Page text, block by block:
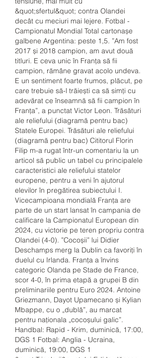
&quot;sfertul&quot; contra Olandei
decât cu meciuri mai lejere. Fotbal -
Campionatul Mondial Total cartonașe
galbene Argentina: peste 1,5. ”Am fost
2017 și 2018 campion, am avut două
titluri. E ceva unic în Franța să fii
campion, rămâne gravat acolo undeva.
E un sentiment foarte frumos, plăcut, pe
care trebuie să-l trăiești ca să simți cu
adevărat ce înseamnă să fii campion în
Franța”, a punctat Victor Leon. Trăsături
ale reliefului (diagramă pentru bac)
Statele Europei. Trăsături ale reliefului
(diagramă pentru bac) Cititorul Florin
Filip m-a rugat într-un comentariu la un
articol să public un tabel cu principalele
caracteristici ale reliefului statelor
europene, pentru a veni în ajutorul
elevilor în pregătirea subiectului I.
Vicecampioana mondială Franța are
parte de un start lansat în campania de
calificare la Campionatul European din
2024, cu victorie pe teren propriu contra
Olandei (4-0). ”Cocoșii” lui Didier
Deschamps merg la Dublin ca favoriți în
duelul cu Irlanda. Franța a învins
categoric Olanda pe Stade de France,
scor 4-0, în prima etapă a grupei B din
preliminariile pentru Euro 2024. Antoine
Griezmann, Dayot Upamecano și Kylian
Mbappe, cu o „dublă”, au marcat
pentru naționala „cocoșului galic”.
Handbal: Rapid - Krim, duminică, 17:00,
DGS 1 Fotbal: Anglia - Ucraina,
duminică, 19:00, DGS 1